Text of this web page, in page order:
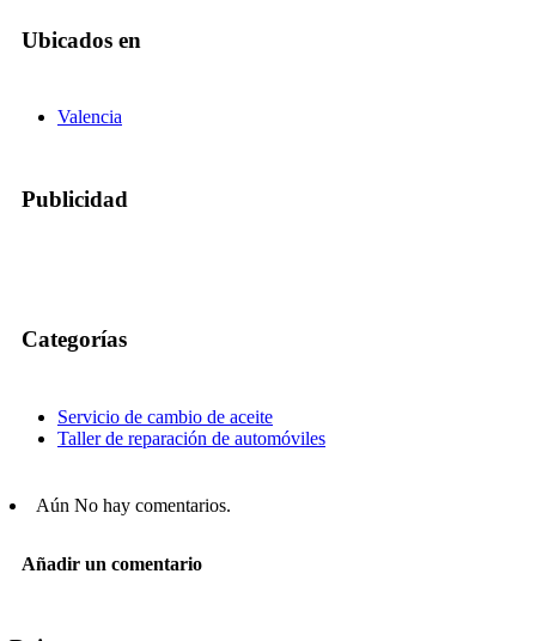
Ubicados en
Valencia
Publicidad
Categorías
Servicio de cambio de aceite
Taller de reparación de automóviles
Aún No hay comentarios.
Añadir un comentario